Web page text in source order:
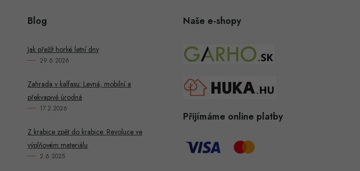
Blog
Jak přežít horké letní dny
29.6.2026
Zahrada v kalfasu: Levná, mobilní a
překvapivě úrodná
17.2.2026
Z krabice zpět do krabice: Revoluce ve
výplňovém materiálu
2.6.2025
Naše e-shopy
Přijímáme online platby